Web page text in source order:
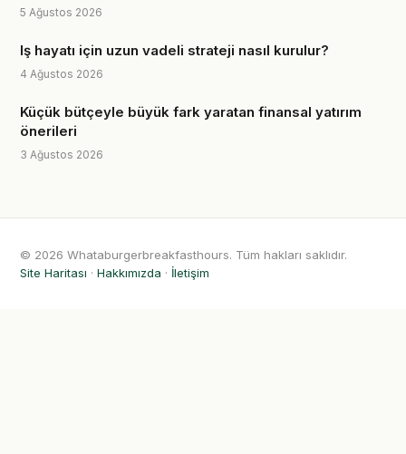
5 Ağustos 2026
Iş hayatı için uzun vadeli strateji nasıl kurulur?
4 Ağustos 2026
Küçük bütçeyle büyük fark yaratan finansal yatırım
önerileri
3 Ağustos 2026
© 2026 Whataburgerbreakfasthours. Tüm hakları saklıdır.
Site Haritası · Hakkımızda · İletişim